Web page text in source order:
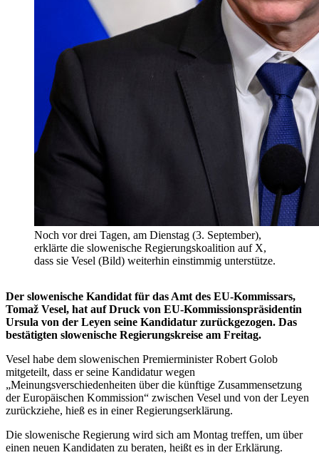
Noch vor drei Tagen, am Dienstag (3. September),
erklärte die slowenische Regierungskoalition auf X,
dass sie Vesel (Bild) weiterhin einstimmig unterstütze.
Der slowenische Kandidat für das Amt des EU-Kommissars,
Tomaž Vesel, hat auf Druck von EU-Kommissionspräsidentin
Ursula von der Leyen seine Kandidatur zurückgezogen. Das
bestätigten slowenische Regierungskreise am Freitag.
Vesel habe dem slowenischen Premierminister Robert Golob
mitgeteilt, dass er seine Kandidatur wegen
„Meinungsverschiedenheiten über die künftige Zusammensetzung
der Europäischen Kommission“ zwischen Vesel und von der Leyen
zurückziehe, hieß es in einer Regierungserklärung.
Die slowenische Regierung wird sich am Montag treffen, um über
einen neuen Kandidaten zu beraten, heißt es in der Erklärung.